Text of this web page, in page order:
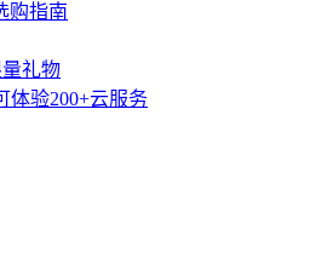
购指南
礼物
体验200+云服务